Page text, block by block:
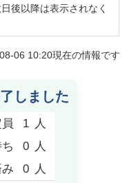
後以降は表示されなく
06 10:20現在の情報です
しました
1 人
0 人
0 人